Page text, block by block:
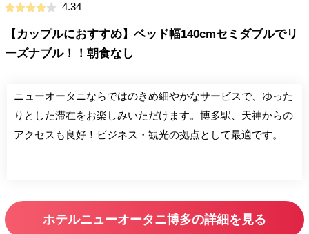
4.34
【カップルにおすすめ】ベッド幅140cmセミダブルでリ
ーズナブル！！朝食なし
ニューオータニならではのきめ細やかなサービスで、ゆった
りとした滞在をお楽しみいただけます。博多駅、天神からの
アクセスも良好！ビジネス・観光の拠点として最適です。
ホテルニューオータニ博多の詳細を見る